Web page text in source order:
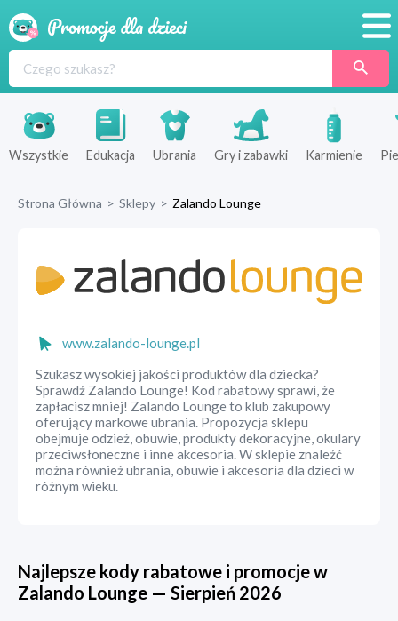
Produkty
Sklepy
Wszystkie Edukacja Ubrania Gry i zabawki Karmienie
Strona Główna > Sklepy > Zalando Lounge
www.zalando-lounge.pl
Szukasz wysokiej jakości produktów dla dziecka?
Sprawdź Zalando Lounge! Kod rabatowy sprawi, że
zapłacisz mniej! Zalando Lounge to klub zakupowy
oferujący markowe ubrania. Propozycja sklepu
obejmuje odzież, obuwie, produkty dekoracyjne, okulary
przeciwsłoneczne i inne akcesoria. W sklepie znaleźć
można również ubrania, obuwie i akcesoria dla dzieci w
różnym wieku.
Najlepsze kody rabatowe i promocje w
Zalando Lounge — Sierpień 2026